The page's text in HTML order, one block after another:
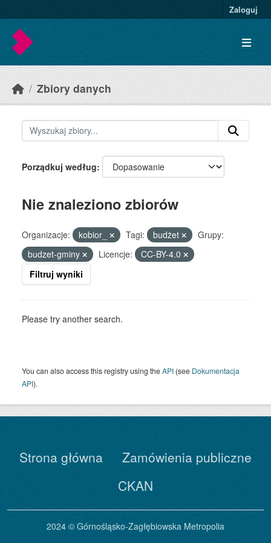
Zaloguj
Zbiory danych
Porządkuj według
Nie znaleziono zbiorów
Organizacje: kobior_ Tagi: budżet
Grupy:
budzet-gminy
Licencje:
CC-BY-4.0
Filtruj wyniki
Please try another search.
You can also access this registry using theAPI (see Dokumentacja
API).
Strona główna
Zamówienia publiczne
CKAN
2024 © Górnośląsko-Zagłębiowska Metropolia